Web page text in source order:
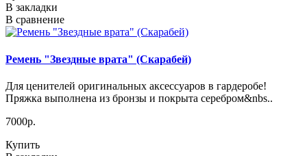
В закладки
В сравнение
Ремень "Звездные врата" (Скарабей)
Для ценителей оригинальных аксессуаров в гардеробе!
Пряжка выполнена из бронзы и покрыта серебром&nbs..
7000р.
Купить